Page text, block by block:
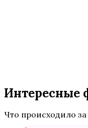
Интересные
Что происходило